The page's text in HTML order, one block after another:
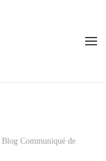
Blog Communiqué de